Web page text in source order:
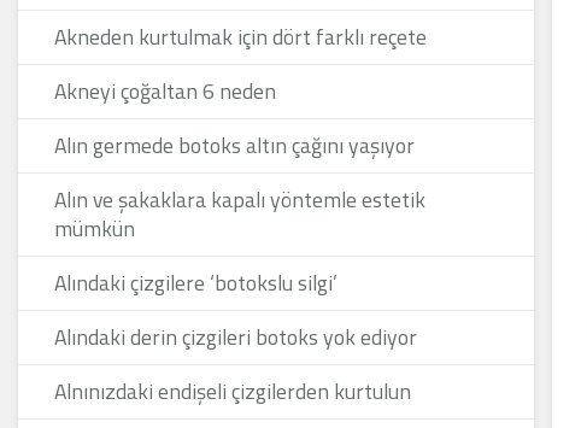
Akneden kurtulmak için dört farklı reçete
Akneyi çoğaltan 6 neden
Alın germede botoks altın çağını yaşıyor
Alın ve şakaklara kapalı yöntemle estetik
mümkün
Alındaki çizgilere ‘botokslu silgi’
Alındaki derin çizgileri botoks yok ediyor
Alnınızdaki endişeli çizgilerden kurtulun